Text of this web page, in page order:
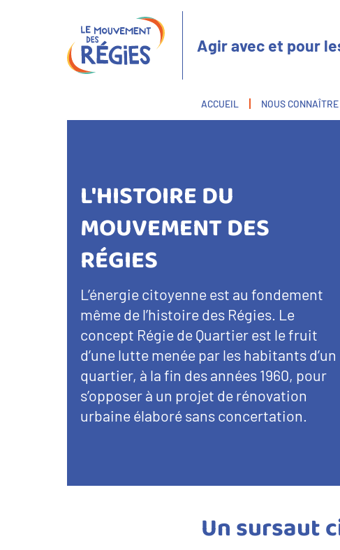
Agir avec et pour
Fil
d'Ariane
ACCUEIL NOUS CONNAÎTRE
L'HISTOIRE DU
MOUVEMENT DES
RÉGIES
Texte
d’introduction
L’énergie citoyenne est au fondement
même de l’histoire des Régies. Le
concept Régie de Quartier est le fruit
d’une lutte menée par les habitants d’un
quartier, à la fin des années 1960, pour
s’opposer à un projet de rénovation
urbaine élaboré sans concertation.
Un sursaut